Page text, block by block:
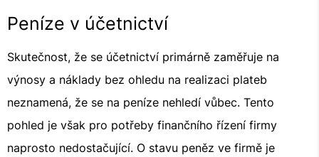
Peníze v účetnictví
Skutečnost, že se účetnictví primárně zaměřuje na
výnosy a náklady bez ohledu na realizaci plateb
neznamená, že se na peníze nehledí vůbec. Tento
pohled je však pro potřeby finančního řízení firmy
naprosto nedostačující. O stavu peněz ve firmě je